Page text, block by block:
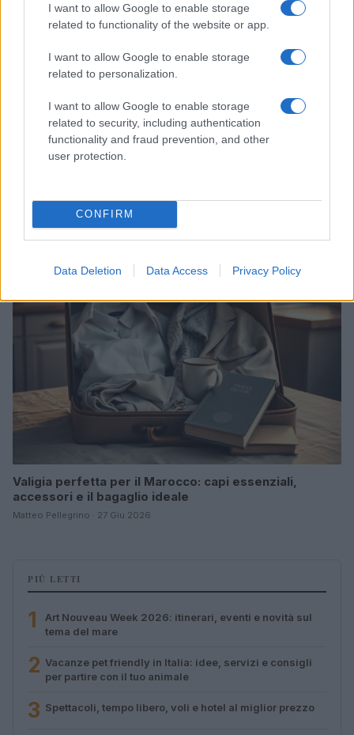
I want to allow Google to enable storage
related to functionality of the website or app.
I want to allow Google to enable storage
related to personalization.
I want to allow Google to enable storage
related to security, including authentication
functionality and fraud prevention, and other
user protection.
CONFIRM
Data Deletion Data Access Privacy Policy
per partire con il tuo animale
Matteo Pellegrino · 7 Lug 2026
Valigia perfetta per il Marocco: capi essenziali,
accessori e il bagaglio ideale
Matteo Pellegrino · 27 Giu 2026
PIÙ LETTI
1
Art Nouveau Week 2026: itinerari, eventi e novità sul
tema del mare
2 Vacanze pet friendly in Italia: idee, servizi e consigli
per partire con il tuo animale
3 Spettacoli, tempo libero, voli e hotel al miglior prezzo